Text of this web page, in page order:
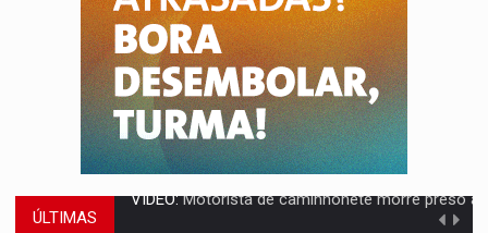
ÚLTIMAS Seis lugares gratuitos para aproveitar o fim de semana